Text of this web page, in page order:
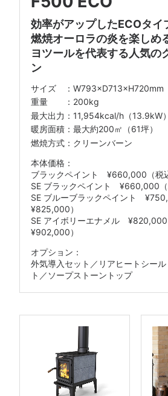
効率がアップしたECOタイ
燃焼オーロラの炎を楽しめ
ヨツールを代表する人気の
ン
W793×D713×H720mm
200kg
11,954kcal/h（13.9kW）
最大約200㎡（61坪）
燃焼方式：クリーンバーン
ブラックペイント ¥660,000（税
SE ブラックペイント ¥660,000（
SE ブルーブラックペイント
¥825,000）
SE アイボリーエナメル ¥820,000
¥902,000）
外気導入セット／リアヒートシー
ト／ソープストーントップ